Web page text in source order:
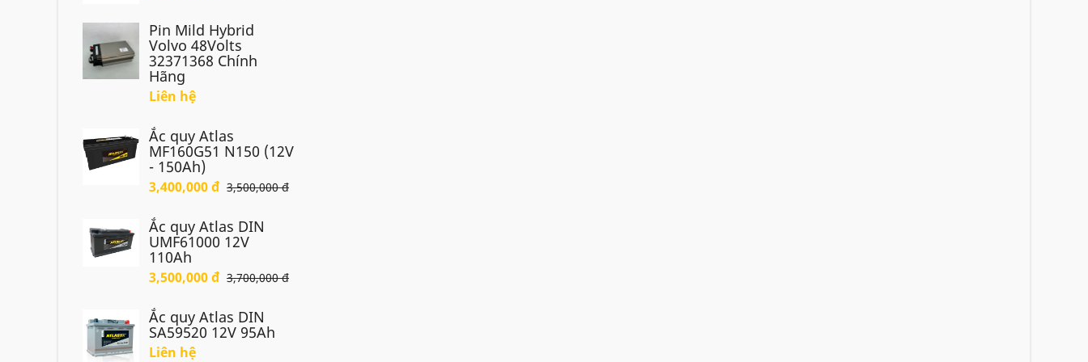
Pin Mild Hybrid
Volvo 48Volts
32371368 Chính
Hãng
Liên hệ
Ắc quy Atlas
MF160G51 N150 (12V
- 150Ah)
3,400,000 đ 3,500,000 đ
Ắc quy Atlas DIN
UMF61000 12V
110Ah
3,500,000 đ 3,700,000 đ
Ắc quy Atlas DIN
SA59520 12V 95Ah
Liên hệ